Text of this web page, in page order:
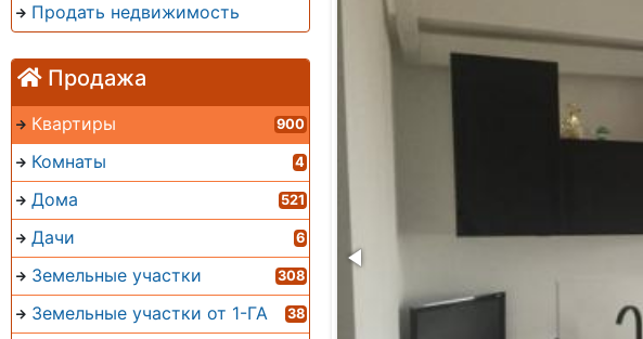
Продать недвижимость
Продажа
Квартиры 900
Комнаты 4
Дома 521
Дачи 6
Земельные участки 308
Земельные участки от 1-ГА 38